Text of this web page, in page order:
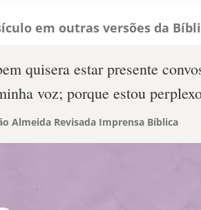
em outras versões da
quisera estar presente
voz; porque estou
Almeida Revisada Imprensa Bíblica